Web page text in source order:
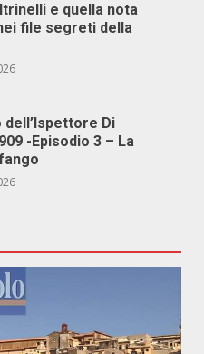
e quella nota
file segreti della
dell’Ispettore Di
-Episodio 3 – La